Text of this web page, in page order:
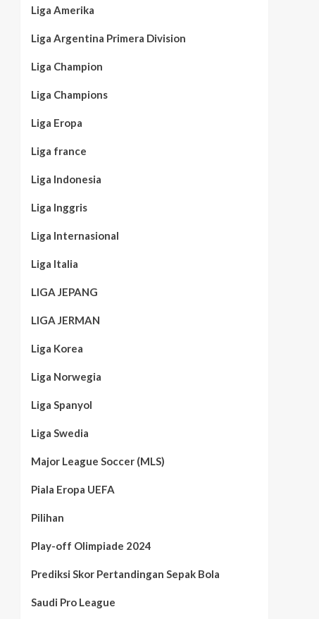
Liga Amerika
Liga Argentina Primera Division
Liga Champion
Liga Champions
Liga Eropa
Liga france
Liga Indonesia
Liga Inggris
Liga Internasional
Liga Italia
LIGA JEPANG
LIGA JERMAN
Liga Korea
Liga Norwegia
Liga Spanyol
Liga Swedia
Major League Soccer (MLS)
Piala Eropa UEFA
Pilihan
Play-off Olimpiade 2024
Prediksi Skor Pertandingan Sepak Bola
Saudi Pro League